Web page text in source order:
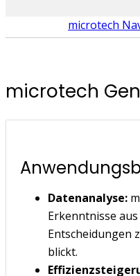
microtech
microtech
Datenanalyse:
Erkenntnisse
Entscheidungen
blickt.